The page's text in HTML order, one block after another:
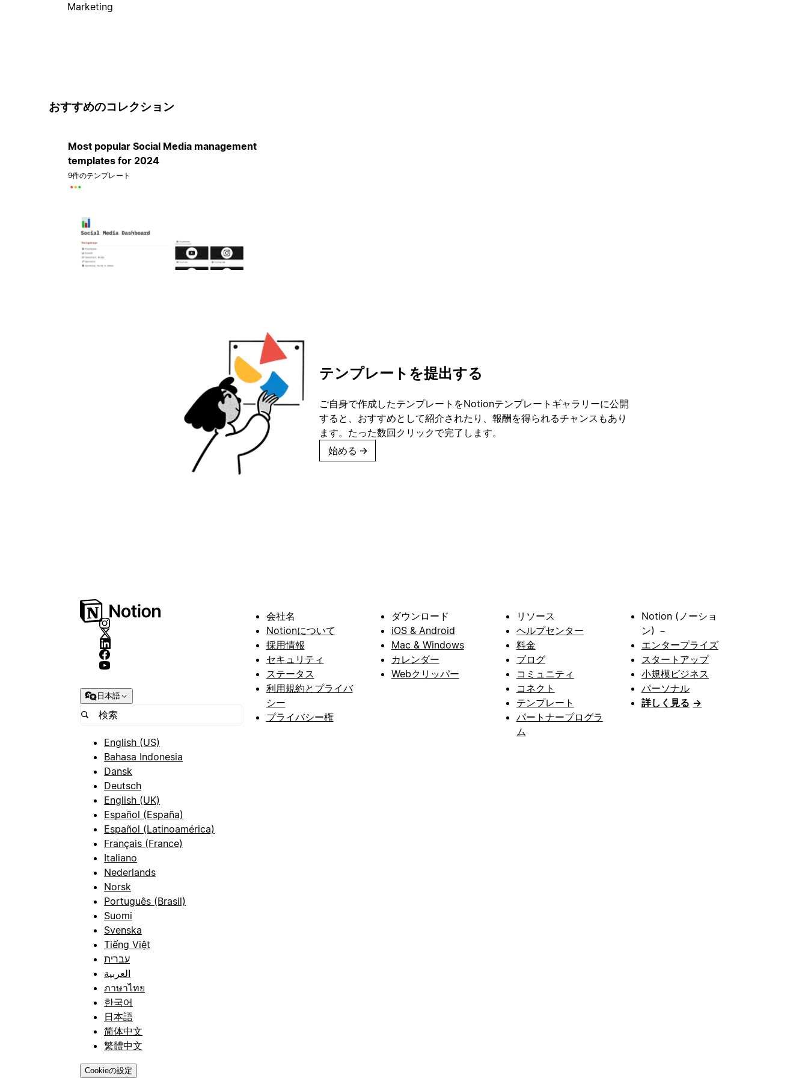
Marketing
おすすめのコレクション
Most popular Social Media management
templates for 2024
9件のテンプレート
テンプレートを提出する
ご自身で作成したテンプレートをNotionテンプレートギャラリーに公開
すると、おすすめとして紹介されたり、報酬を得られるチャンスもあり
ます。たった数回クリックで完了します。
始める →
日本語
English (US)
Bahasa Indonesia
Dansk
Deutsch
English (UK)
Español (España)
Español (Latinoamérica)
Français (France)
Italiano
Nederlands
Norsk
Português (Brasil)
Suomi
Svenska
Tiếng Việt
עברית
العربية
ภาษาไทย
한국어
日本語
简体中文
繁體中文
Cookieの設定
会社名
Notionについて
採用情報
セキュリティ
ステータス
利用規約とプライバ
シー
プライバシー権
ダウンロード
iOS & Android
Mac & Windows
カレンダー
Webクリッパー
リソース
ヘルプセンター
料金
ブログ
コミュニティ
コネクト
テンプレート
パートナープログラ
ム
Notion (ノーショ
ン) －
エンタープライズ
スタートアップ
小規模ビジネス
パーソナル
詳しく見る →